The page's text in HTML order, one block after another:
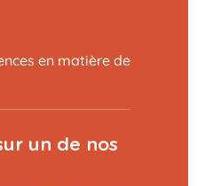
en matière de
un de nos